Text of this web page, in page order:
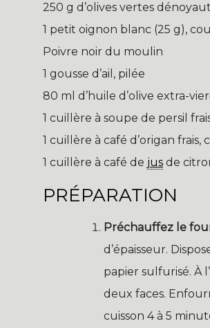
250 g d’olives vertes
1 petit oignon blanc (25 g),
Poivre noir du moulin
1 gousse d’ail, pilée
80 ml d’huile d’olive extra-
1 cuillère à soupe de persil
1 cuillère à café d’origan
1 cuillère à café de jus de
PRÉPARATION
Préchauffez le
d’épaisseur.
papier sulfurisé. À
deux faces.
cuisson 4 à 5